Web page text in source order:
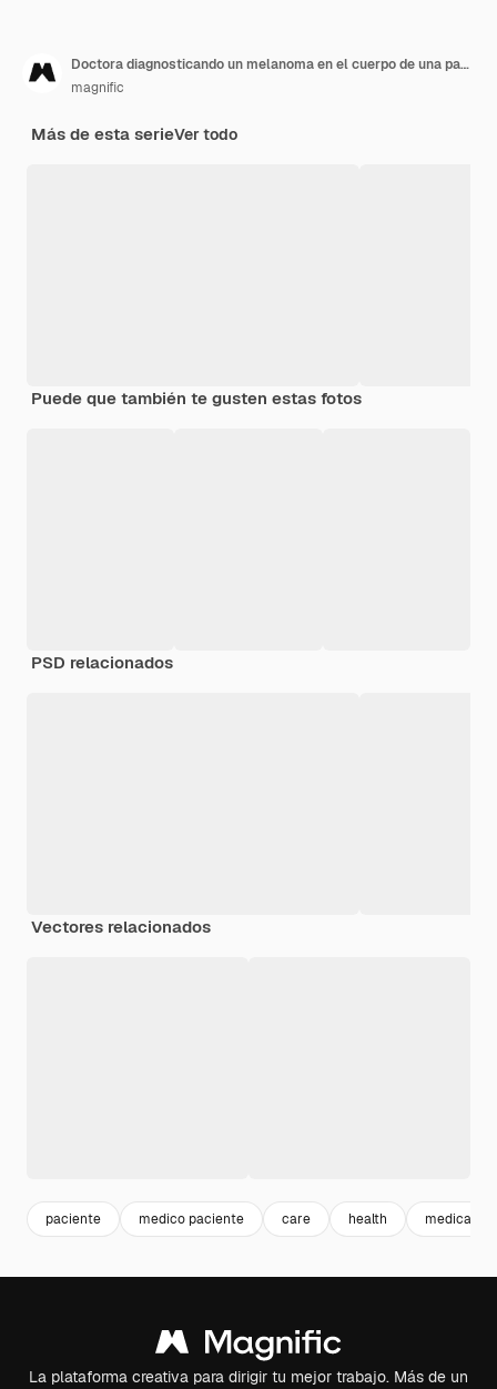
Doctora diagnosticando un melanoma en el cuerpo de una paciente
magnific
Más de esta serieVer todo
Puede que también te gusten estas fotos
PSD relacionados
Vectores relacionados
paciente medico paciente care health medical
La plataforma creativa para dirigir tu mejor trabajo. Más de un